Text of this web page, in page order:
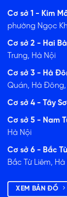
Cơ sở 1 - Kim
phường Ngọc
Cơ sở 2 - Hai
Trưng, Hà Nội
Cơ sở 3 - Hà
Quán, Hà Đông,
Cơ sở 4 - Tây
Cơ sở 5 - Nam
Hà Nội
Cơ sở 6 - Bắc
Bắc Từ Liêm, Hà
XEM BẢN ĐỒ